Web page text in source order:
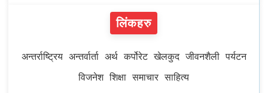
लिंकहरु
अन्तर्राष्ट्रिय अन्तर्वार्ता अर्थ कर्पोरेट खेलकुद जीवनशैली पर्यटन
विजनेश शिक्षा समाचार साहित्य